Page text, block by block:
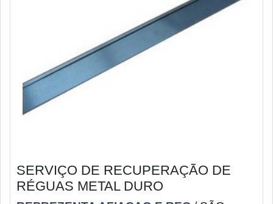
SERVIÇO DE RECUPERAÇÃO DE
RÉGUAS METAL DURO